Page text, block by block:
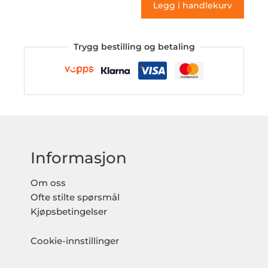
Legg i handlekurv
Trygg bestilling og betaling
Informasjon
Om oss
Ofte stilte spørsmål
Kjøpsbetingelser
Cookie-innstillinger